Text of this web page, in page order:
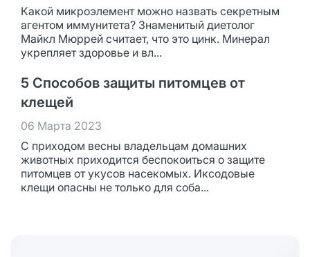
Какой микроэлемент можно назвать секретным
агентом иммунитета? Знаменитый диетолог
Майкл Мюррей считает, что это цинк. Минерал
укрепляет здоровье и вл...
5 Способов защиты питомцев от
клещей
06 Марта 2023
С приходом весны владельцам домашних
животных приходится беспокоиться о защите
питомцев от укусов насекомых. Иксодовые
клещи опасны не только для соба...